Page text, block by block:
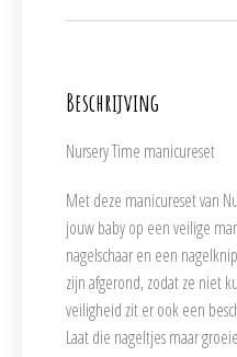
Beschrijving
Nursery Time manicureset
Met deze manicureset van
jouw baby op een veilige
nagelschaar en een
zijn afgerond, zodat ze niet
veiligheid zit er ook een
Laat die nageltjes maar